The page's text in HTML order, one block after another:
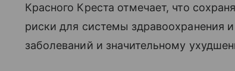
Красного Креста отмечает, что
риски для системы здравоохранения
заболеваний и значительному